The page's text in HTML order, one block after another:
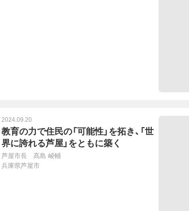
2024.09.20
教育の力で住民の「可能性」を拓き、「世
界に誇れる芦屋」をともに築く
芦屋市長 髙島 崚輔
兵庫県芦屋市